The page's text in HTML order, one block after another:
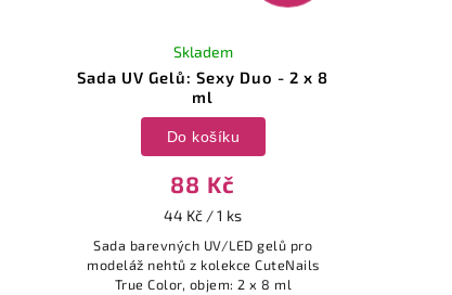
Sada UV Gelů: Sexy Duo - 2 x 8
ml
Skladem
88 Kč
44 Kč / 1 ks
Do košíku
Sada barevných UV/LED gelů pro
modeláž nehtů z kolekce CuteNails
True Color, objem: 2 x 8 ml